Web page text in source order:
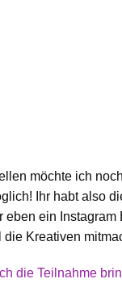
möchte ich
Ihr habt also
eben ein
die Kreativen
die Teilnahme